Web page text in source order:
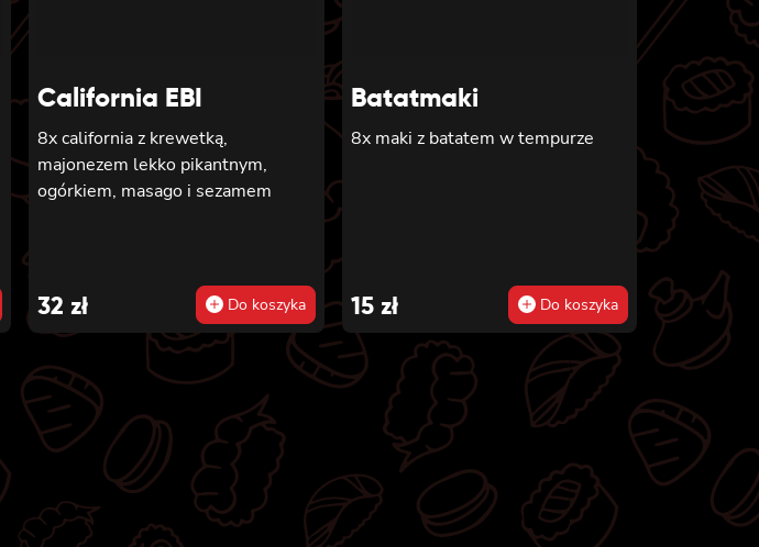
California EBI
8x california z krewetką,
majonezem lekko pikantnym,
ogórkiem, masago i sezamem
32 zł Do koszyka
Batatmaki
8x maki z batatem w tempurze
15 zł Do koszyka